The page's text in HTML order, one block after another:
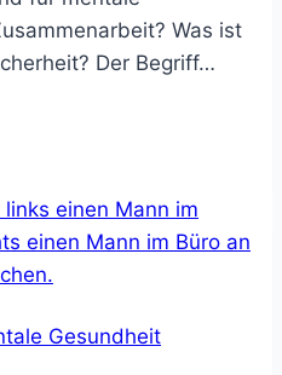
Was ist
Der Begriff…
Gesundheit